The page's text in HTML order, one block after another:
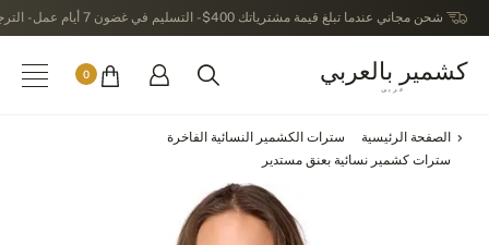
شحن مجاني عندما تبلغ قيمة مشترياتك 400$ - التسليم في غضون 7 أيام عمل - الترجيع في خلال 14 يوماً بعد الاستلام
كشمير بالعربي
عربى
0
الصفحة الرئيسية
سترات الكشمير النسائية الفاخرة
سترات كشمير نسائية بعنق مستدير